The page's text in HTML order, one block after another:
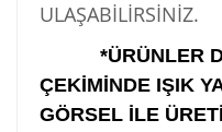
ULAŞABİLİRSİNİZ.
*ÜRÜNLER
ÇEKİMİNDE IŞIK
GÖRSEL İLE